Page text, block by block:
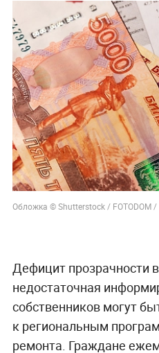
Обложка © Shutterstock / FOTODOM /
Дефицит прозрачности
недостаточная
собственников могут
к региональным
ремонта. Граждане